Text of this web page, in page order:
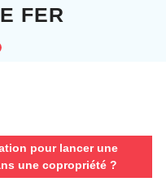
FER
Open
pour lancer une
une copropriété ?